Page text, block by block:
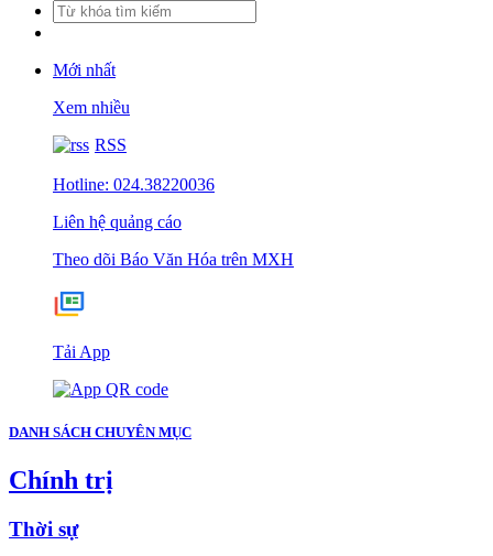
Mới nhất
Xem nhiều
RSS
Hotline: 024.38220036
Liên hệ quảng cáo
Theo dõi Báo Văn Hóa trên MXH
Tải App
DANH SÁCH CHUYÊN MỤC
Chính trị
Thời sự